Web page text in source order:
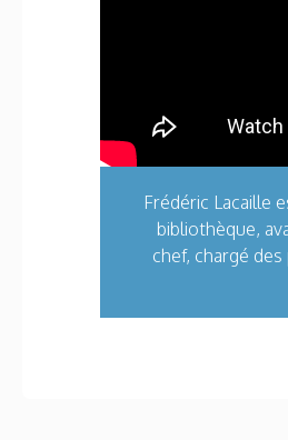
Frédéric Lacaille
bibliothèque,
chef, chargé